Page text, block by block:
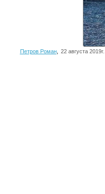
Петров Роман, 22 августа 2019г.